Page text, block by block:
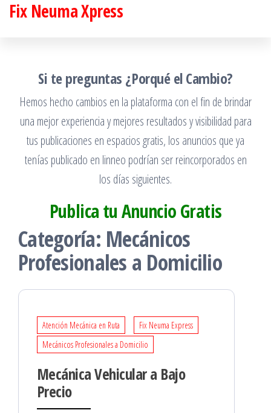
SaltarFix Neuma Xpress
Si te preguntas ¿Porqué el Cambio?
Hemos hecho cambios en la plataforma con el fin de brindar
una mejor experiencia y mejores resultados y visibilidad para
tus publicaciones en espacios gratis, los anuncios que ya
tenías publicado en linneo podrían ser reincorporados en
los días siguientes.
Publica tu Anuncio Gratis
Categoría: Mecánicos
Profesionales a Domicilio
Atención Mecánica en Ruta
Fix Neuma Express
Mecánicos Profesionales a Domicilio
Mecánica Vehicular a Bajo
Precio